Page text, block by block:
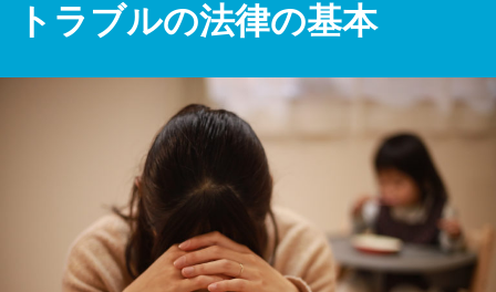
トラブルの法律の基本